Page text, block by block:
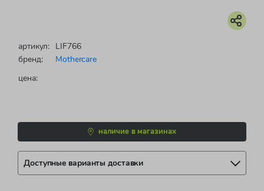
артикул: LIF766
бренд:
Mothercare
цена:
наличие в магазинах
Доступные варианты доставки